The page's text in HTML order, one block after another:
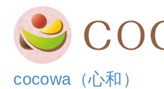
cocowa（心和）